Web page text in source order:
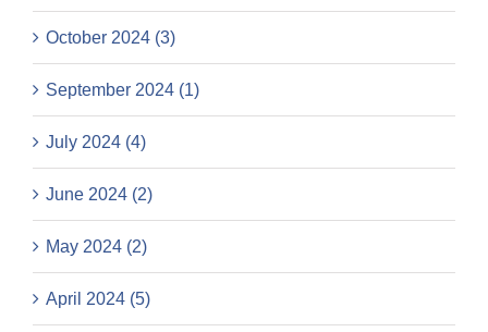
October 2024 (3)
September 2024 (1)
July 2024 (4)
June 2024 (2)
May 2024 (2)
April 2024 (5)